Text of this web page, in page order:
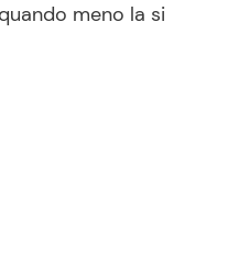
meno la si